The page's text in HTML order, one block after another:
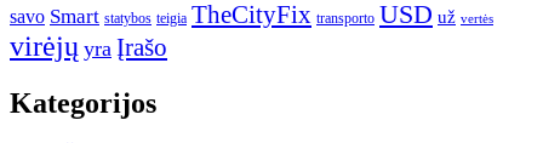
savo Smart statybos teigia TheCityFix transporto USD už vertės
virėjų yra Įrašo
Kategorijos